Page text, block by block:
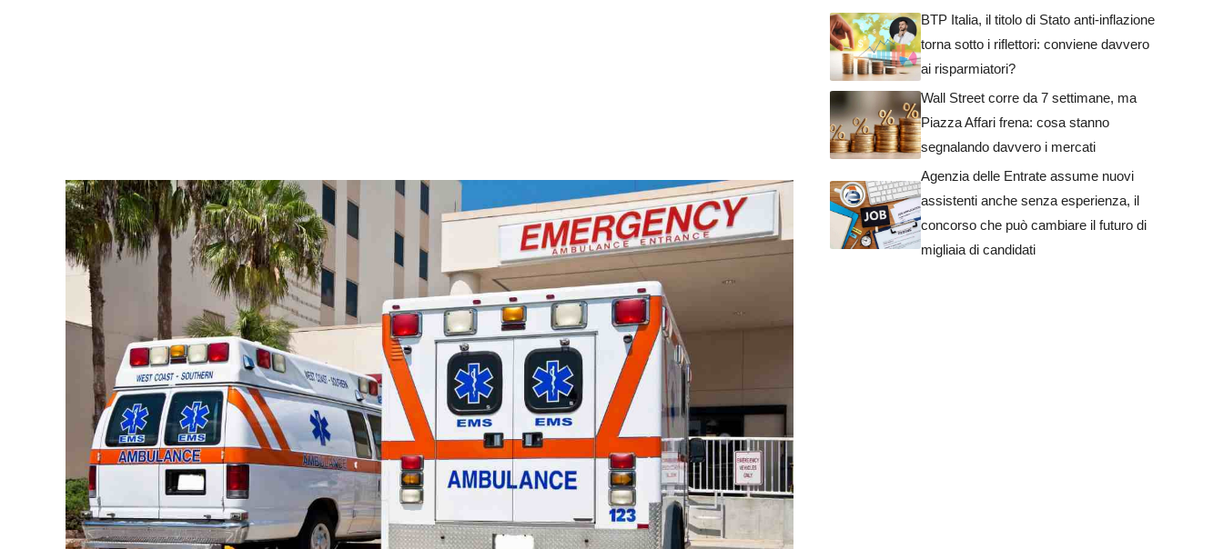
BTP Italia, il titolo di Stato anti-inflazione
torna sotto i riflettori: conviene davvero
ai risparmiatori?
Wall Street corre da 7 settimane, ma
Piazza Affari frena: cosa stanno
segnalando davvero i mercati
Agenzia delle Entrate assume nuovi
assistenti anche senza esperienza, il
concorso che può cambiare il futuro di
migliaia di candidati